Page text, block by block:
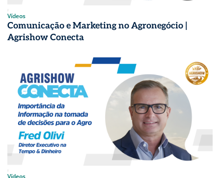
Vídeos
Comunicação e Marketing no Agronegócio |
Agrishow Conecta